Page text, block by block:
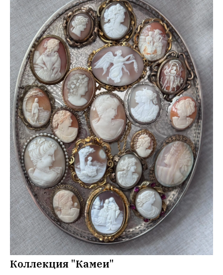
Коллекция "Камеи"